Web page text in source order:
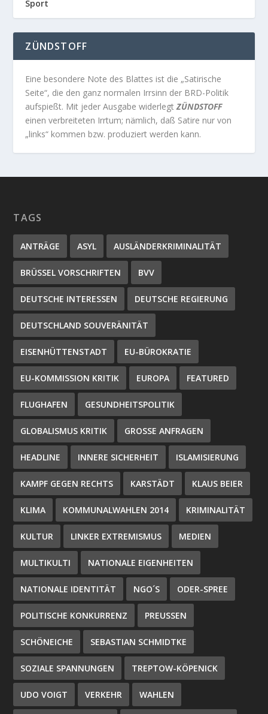
Sport
ZÜNDSTOFF
Eine besondere Note des Blattes ist die „Satirische
Seite“, die den ganz normalen Irrsinn der BRD-Politik
aufspießt. Mit jeder Ausgabe widerlegtZÜNDSTOFF
einen verbreiteten Irrtum; nämlich, daß Satire nur von
„links“ kommen bzw. produziert werden kann.
TAGS
ANTRÄGE ASYL AUSLÄNDERKRIMINALITÄT
BRÜSSEL VORSCHRIFTEN BVV
DEUTSCHE INTERESSEN DEUTSCHE REGIERUNG
DEUTSCHLAND SOUVERÄNITÄT
EISENHÜTTENSTADT EU-BÜROKRATIE
EU-KOMMISSION KRITIK EUROPA FEATURED
FLUGHAFEN GESUNDHEITSPOLITIK
GLOBALISMUS KRITIK GROSSE ANFRAGEN
HEADLINE INNERE SICHERHEIT ISLAMISIERUNG
KAMPF GEGEN RECHTS KARSTÄDT KLAUS BEIER
KLIMA KOMMUNALWAHLEN 2014 KRIMINALITÄT
KULTUR LINKER EXTREMISMUS MEDIEN
MULTIKULTI NATIONALE EIGENHEITEN
NATIONALE IDENTITÄT NGO´S ODER-SPREE
POLITISCHE KONKURRENZ PREUSSEN
SCHÖNEICHE SEBASTIAN SCHMIDTKE
SOZIALE SPANNUNGEN TREPTOW-KÖPENICK
UDO VOIGT VERKEHR WAHLEN